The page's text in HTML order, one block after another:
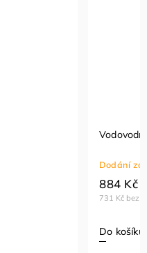
Dodání
731 Kč bez
884 Kč
Do košíku